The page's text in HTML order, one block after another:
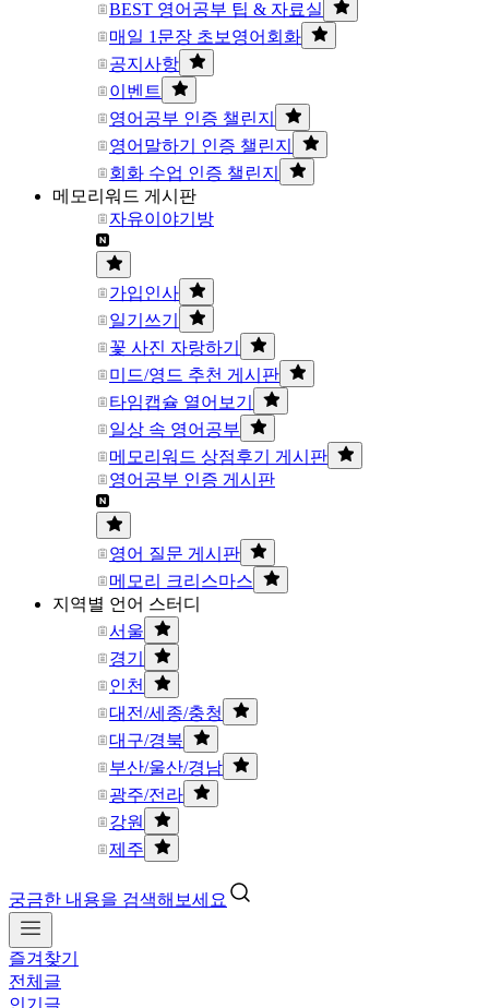
BEST 영어공부 팁 & 자료실
매일 1문장 초보영어회화
공지사항
이벤트
영어공부 인증 챌린지
영어말하기 인증 챌린지
회화 수업 인증 챌린지
메모리워드 게시판
자유이야기방
가입인사
일기쓰기
꽃 사진 자랑하기
미드/영드 추천 게시판
타임캡슐 열어보기
일상 속 영어공부
메모리워드 상점후기 게시판
영어공부 인증 게시판
영어 질문 게시판
메모리 크리스마스
지역별 언어 스터디
서울
경기
인천
대전/세종/충청
대구/경북
부산/울산/경남
광주/전라
강원
제주
궁금한 내용을 검색해보세요
즐겨찾기
전체글
인기글